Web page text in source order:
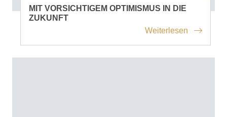
MIT VORSICHTIGEM OPTIMISMUS IN DIE
ZUKUNFT
Weiterlesen